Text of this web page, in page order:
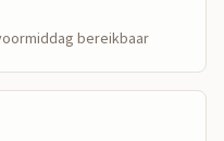
bereikbaar